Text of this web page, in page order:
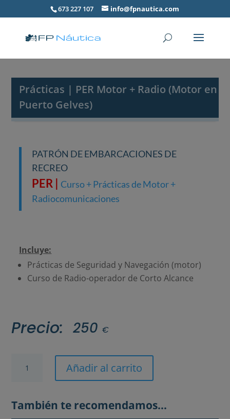
673 227 107 info@fpnautica.com
Prácticas | PER Motor + Radio (Motor en
Puerto Gelves)
PATRÓN DE EMBARCACIONES DE
RECREO
PER |
Curso + Prácticas de Motor +
Radiocomunicaciones
Incluye:
Prácticas de Seguridad y Navegación (motor)
Curso de Radio-operador de Corto Alcance
Precio: 250€
Motor
Añadir al carrito
También te recomendamos…